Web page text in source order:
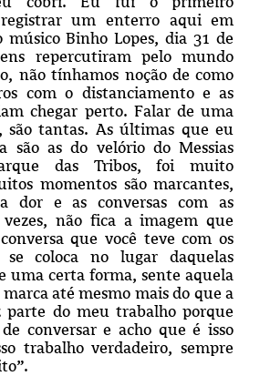
um enterro aqui em
Binho Lopes, dia 31 de
repercutiram pelo mundo
não tínhamos noção de como
com o distanciamento e as
chegar perto. Falar de uma
tantas. As últimas que eu
são as do velório do Messias
das Tribos, foi muito
momentos são marcantes,
dor e as conversas com as
não fica a imagem que
que você teve com os
se coloca no lugar daquelas
uma certa forma, sente aquela
marca até mesmo mais do que a
parte do meu trabalho porque
conversar e acho que é isso
trabalho verdadeiro, sempre